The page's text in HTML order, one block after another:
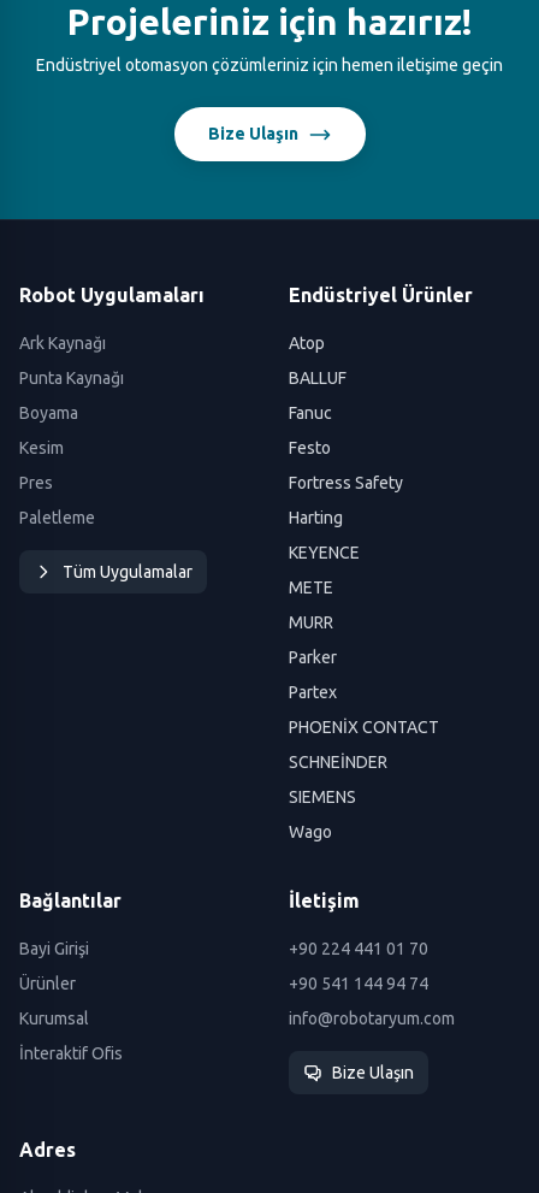
Projeleriniz için hazırız!
Endüstriyel otomasyon çözümleriniz için hemen iletişime geçin
Bize Ulaşın
Robot Uygulamaları
Ark Kaynağı
Punta Kaynağı
Boyama
Kesim
Pres
Paletleme
Tüm Uygulamalar
Endüstriyel Ürünler
Atop
BALLUF
Fanuc
Festo
Fortress Safety
Harting
KEYENCE
METE
MURR
Parker
Partex
PHOENİX CONTACT
SCHNEİNDER
SIEMENS
Wago
Bağlantılar
Bayi Girişi
Ürünler
Kurumsal
İnteraktif Ofis
İletişim
+90 224 441 01 70
+90 541 144 94 74
info@robotaryum.com
Bize Ulaşın
Adres